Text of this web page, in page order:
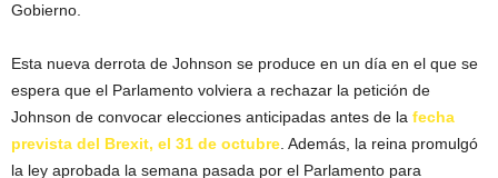
Gobierno.
Esta nueva derrota de Johnson se produce en un día en el que se
espera que el Parlamento volviera a rechazar la petición de
Johnson de convocar elecciones anticipadas antes de la fecha
prevista del Brexit, el 31 de octubre. Además, la reina promulgó
la ley aprobada la semana pasada por el Parlamento para